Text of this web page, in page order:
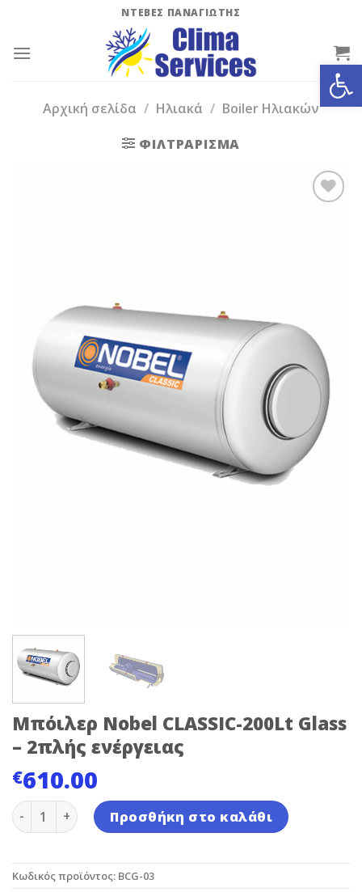
content
ΝΤΕΒΕΣ ΠΑΝΑΓΙΩΤΗΣ
Αρχική σελίδα / Ηλιακά / Boiler Ηλιακών
ΦΙΛΤΡΆΡΙΣΜΑ
Μπόιλερ Nobel CLASSIC-200Lt Glass
– 2πλής ενέργειας
€610.00
Μπόιλερ Nobel CLASSIC-200Lt Glass - 2πλής
Προσθήκη στο καλάθι
Κωδικός προϊόντος: BCG-03